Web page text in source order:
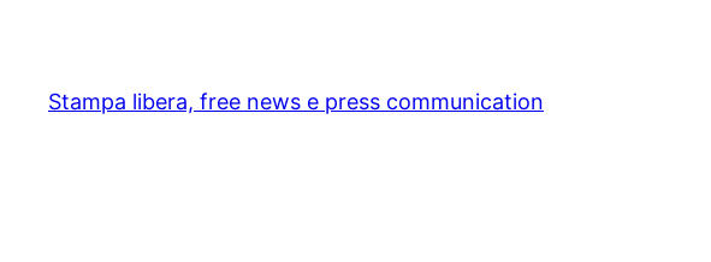
content
Stampa libera, free news e press communication